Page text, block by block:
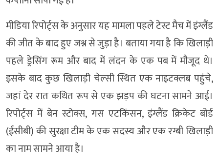
मीडिया रिपोर्ट्स के अनुसार यह मामला पहले टेस्ट मैच में इंग्लैंड
की जीत के बाद हुए जश्न से जुड़ा है। बताया गया है कि खिलाड़ी
पहले ड्रेसिंग रूम और बाद में लंदन के एक पब में मौजूद थे।
इसके बाद कुछ खिलाड़ी चेल्सी स्थित एक नाइटक्लब पहुंचे,
जहां देर रात कथित रूप से एक झड़प की घटना सामने आई।
रिपोर्ट्स में बेन स्टोक्स, गस एटकिंसन, इंग्लैंड क्रिकेट बोर्ड
(ईसीबी) की सुरक्षा टीम के एक सदस्य और एक रग्बी खिलाड़ी
का नाम सामने आया है।